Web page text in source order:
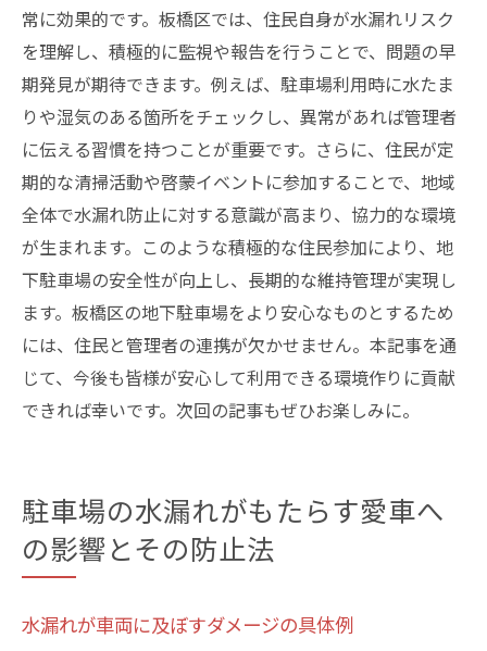
常に効果的です。板橋区では、住民自身が水漏れリスク
を理解し、積極的に監視や報告を行うことで、問題の早
期発見が期待できます。例えば、駐車場利用時に水たま
りや湿気のある箇所をチェックし、異常があれば管理者
に伝える習慣を持つことが重要です。さらに、住民が定
期的な清掃活動や啓蒙イベントに参加することで、地域
全体で水漏れ防止に対する意識が高まり、協力的な環境
が生まれます。このような積極的な住民参加により、地
下駐車場の安全性が向上し、長期的な維持管理が実現し
ます。板橋区の地下駐車場をより安心なものとするため
には、住民と管理者の連携が欠かせません。本記事を通
じて、今後も皆様が安心して利用できる環境作りに貢献
できれば幸いです。次回の記事もぜひお楽しみに。
駐車場の水漏れがもたらす愛車へ
の影響とその防止法
水漏れが車両に及ぼすダメージの具体例